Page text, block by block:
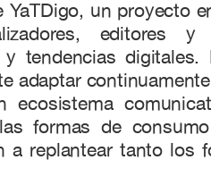
YaTDigo, un proyecto
editores y
y tendencias digitales.
adaptar
ecosistema
formas de
a replantear tanto los